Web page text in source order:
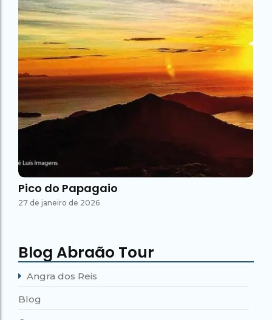
Pico do Papagaio
27 de janeiro de 2026
Blog Abraão Tour
Angra dos Reis
Blog